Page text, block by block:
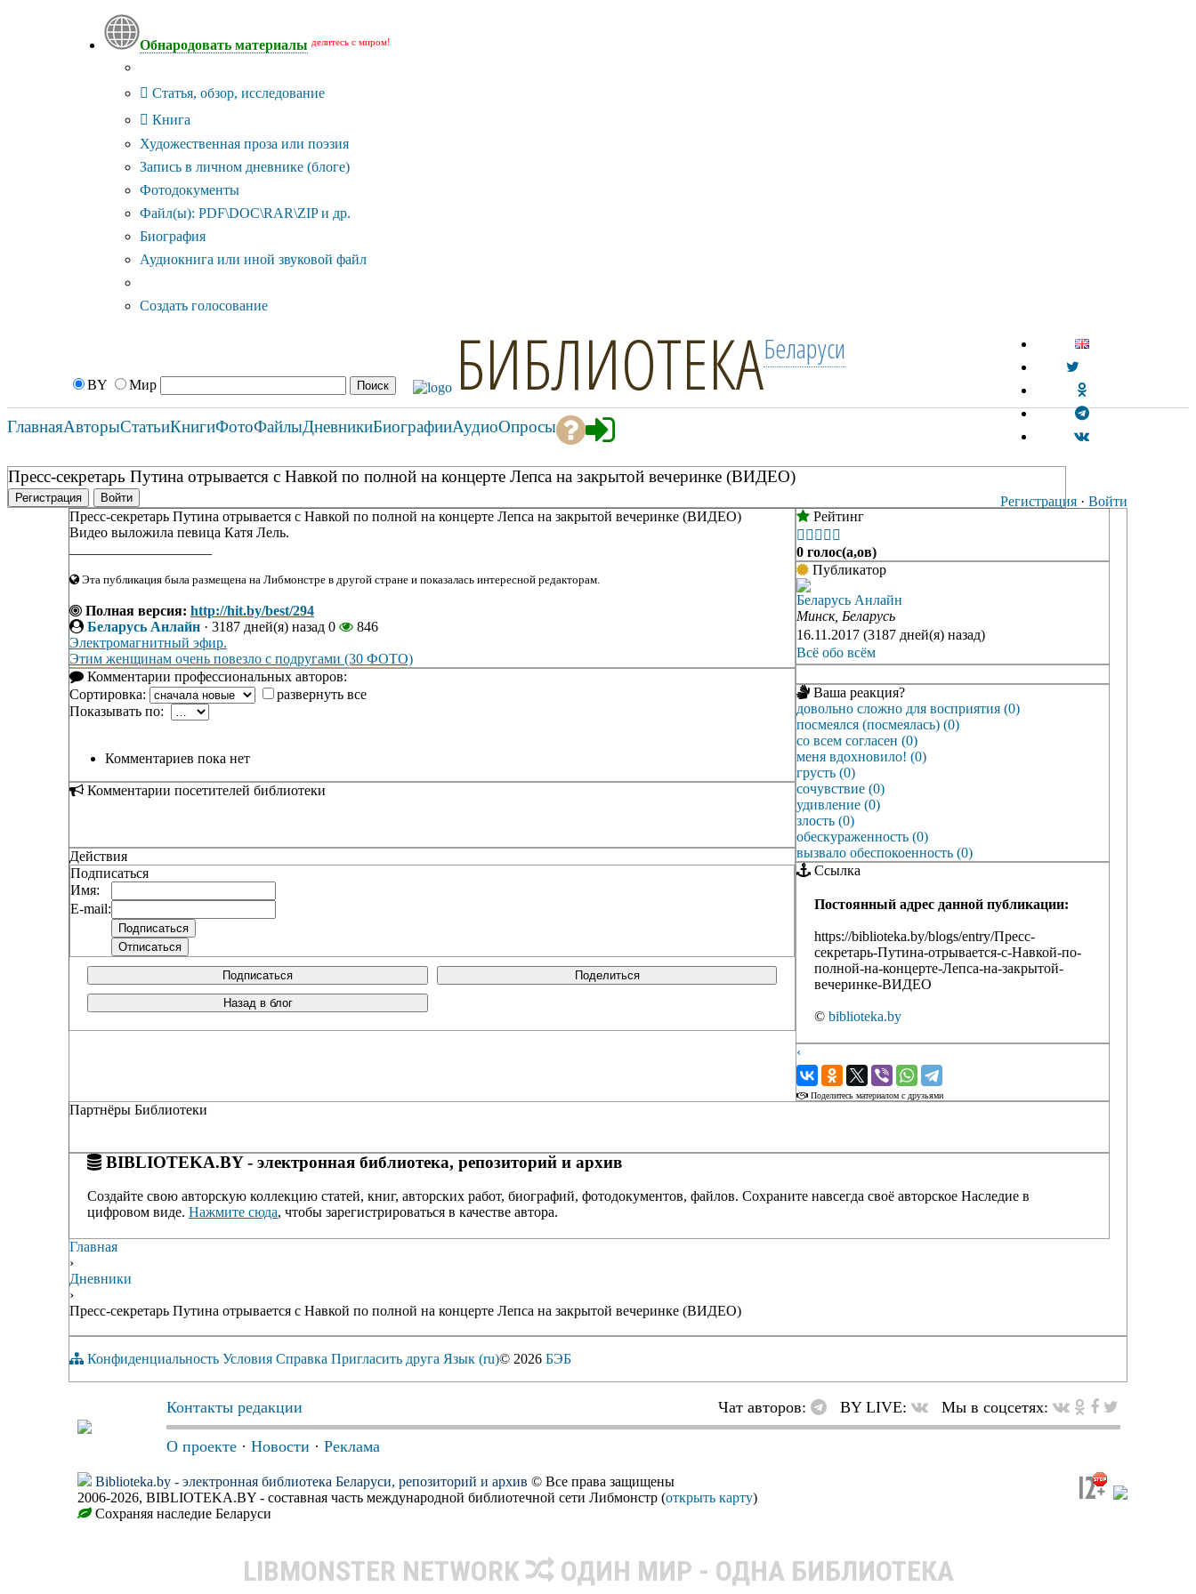
Обнародовать материалы делитесь с миром!
Статья, обзор, исследование
Книга
Художественная проза или поэзия
Запись в личном дневнике (блоге)
Фотодокументы
Файл(ы): PDF\DOC\RAR\ZIP и др.
Биография
Аудиокнига или иной звуковой файл
Создать голосование
BY Мир БИБЛИОТЕКАБеларуси
Регистрация · Войти
ГлавнаяАвторыСтатьиКнигиФотоФайлыДневникиБиографииАудиоОпросы
Пресс-секретарь Путина отрывается с Навкой по полной на концерте Лепса на закрытой вечеринке (ВИДЕО)
Регистрация Войти
Пресс-секретарь Путина отрывается с Навкой по полной на концерте Лепса на закрытой вечеринке (ВИДЕО)
Видео выложила певица Катя Лель.
Эта публикация была размещена на Либмонстре в другой стране и показалась интересной редакторам.
Полная версия: http://hit.by/best/294
Беларусь Анлайн · 3187 дней(я) назад 0
846
Электромагнитный эфир.
Этим женщинам очень повезло с подругами (30 ФОТО)
Комментарии профессиональных авторов:
Сортировка:
развернуть все
Показывать по:
Комментариев пока нет
Комментарии посетителей библиотеки
Действия
Подписаться
Имя:
E-mail:
Подписаться Поделиться
Назад в блог
Рейтинг
    
0 голос(а,ов)
Публикатор
Беларусь Анлайн
Минск, Беларусь
16.11.2017 (3187 дней(я) назад)
Всё обо всём
Ваша реакция?
довольно сложно для восприятия (0)
посмеялся (посмеялась) (0)
со всем согласен (0)
меня вдохновило! (0)
грусть (0)
сочувствие (0)
удивление (0)
злость (0)
обескураженность (0)
вызвало обеспокоенность (0)
Ссылка
Постоянный адрес данной публикации:
https://biblioteka.by/blogs/entry/Пресс-
секретарь-Путина-отрывается-с-Навкой-по-
полной-на-концерте-Лепса-на-закрытой-
вечеринке-ВИДЕО
© biblioteka.by
‹
›
Поделитесь материалом с друзьями
Партнёры Библиотеки
BIBLIOTEKA.BY - электронная библиотека, репозиторий и архив
Создайте свою авторскую коллекцию статей, книг, авторских работ, биографий, фотодокументов, файлов. Сохраните навсегда своё авторское Наследие в
цифровом виде. Нажмите сюда, чтобы зарегистрироваться в качестве автора.
Главная
›
Дневники
›
Пресс-секретарь Путина отрывается с Навкой по полной на концерте Лепса на закрытой вечеринке (ВИДЕО)
Конфиденциальность Условия Справка Пригласить друга Язык (ru)© 2026 БЭБ
Контакты редакции Чат авторов: BY LIVE: Мы в соцсетях:
О проекте · Новости · Реклама
Biblioteka.by - электронная библиотека Беларуси, репозиторий и архив © Все права защищены
2006-2026, BIBLIOTEKA.BY - составная часть международной библиотечной сети Либмонстр (открыть карту)
Сохраняя наследие Беларуси
LIBMONSTER NETWORK ОДИН МИР - ОДНА БИБЛИОТЕКА